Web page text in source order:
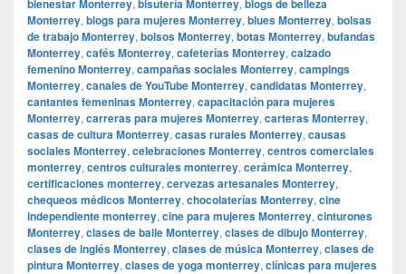
bienestar Monterrey, bisutería Monterrey, blogs de belleza
Monterrey, blogs para mujeres Monterrey, blues Monterrey, bolsas
de trabajo Monterrey, bolsos Monterrey, botas Monterrey, bufandas
Monterrey, cafés Monterrey, cafeterías Monterrey, calzado
femenino Monterrey, campañas sociales Monterrey, campings
Monterrey, canales de YouTube Monterrey, candidatas Monterrey,
cantantes femeninas Monterrey, capacitación para mujeres
Monterrey, carreras para mujeres Monterrey, carteras Monterrey,
casas de cultura Monterrey, casas rurales Monterrey, causas
sociales Monterrey, celebraciones Monterrey, centros comerciales
monterrey, centros culturales monterrey, cerámica Monterrey,
certificaciones monterrey, cervezas artesanales Monterrey,
chequeos médicos Monterrey, chocolaterías Monterrey, cine
independiente monterrey, cine para mujeres Monterrey, cinturones
Monterrey, clases de baile Monterrey, clases de dibujo Monterrey,
clases de inglés Monterrey, clases de música Monterrey, clases de
pintura Monterrey, clases de yoga monterrey, clínicas para mujeres